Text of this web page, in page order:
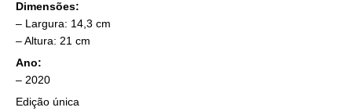
Dimensões:
– Largura: 14,3 cm
– Altura: 21 cm
Ano:
– 2020
Edição única